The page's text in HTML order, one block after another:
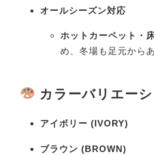
オールシーズン対応
ホットカーペット・
め、冬場も足元から
カラーバリエー
アイボリー (IVORY)
ブラウン (BROWN)